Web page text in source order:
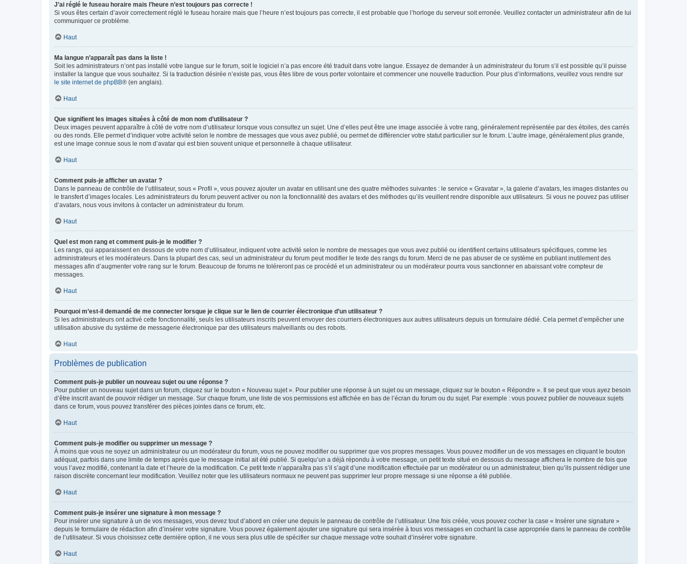
J’ai réglé le fuseau horaire mais l’heure n’est toujours pas correcte !
Si vous êtes certain d’avoir correctement réglé le fuseau horaire mais que l’heure n’est toujours pas correcte, il est probable que l’horloge du serveur soit erronée. Veuillez contacter un administrateur afin de lui
communiquer ce problème.
Haut
Ma langue n’apparaît pas dans la liste !
Soit les administrateurs n’ont pas installé votre langue sur le forum, soit le logiciel n’a pas encore été traduit dans votre langue. Essayez de demander à un administrateur du forum s’il est possible qu’il puisse
installer la langue que vous souhaitez. Si la traduction désirée n’existe pas, vous êtes libre de vous porter volontaire et commencer une nouvelle traduction. Pour plus d’informations, veuillez vous rendre sur
le site internet de phpBB® (en anglais).
Haut
Que signifient les images situées à côté de mon nom d’utilisateur ?
Deux images peuvent apparaître à côté de votre nom d’utilisateur lorsque vous consultez un sujet. Une d’elles peut être une image associée à votre rang, généralement représentée par des étoiles, des carrés
ou des ronds. Elle permet d’indiquer votre activité selon le nombre de messages que vous avez publié, ou permet de différencier votre statut particulier sur le forum. L’autre image, généralement plus grande,
est une image connue sous le nom d’avatar qui est bien souvent unique et personnelle à chaque utilisateur.
Haut
Comment puis-je afficher un avatar ?
Dans le panneau de contrôle de l’utilisateur, sous « Profil », vous pouvez ajouter un avatar en utilisant une des quatre méthodes suivantes : le service « Gravatar », la galerie d’avatars, les images distantes ou
le transfert d’images locales. Les administrateurs du forum peuvent activer ou non la fonctionnalité des avatars et des méthodes qu’ils veuillent rendre disponible aux utilisateurs. Si vous ne pouvez pas utiliser
d’avatars, nous vous invitons à contacter un administrateur du forum.
Haut
Quel est mon rang et comment puis-je le modifier ?
Les rangs, qui apparaissent en dessous de votre nom d’utilisateur, indiquent votre activité selon le nombre de messages que vous avez publié ou identifient certains utilisateurs spécifiques, comme les
administrateurs et les modérateurs. Dans la plupart des cas, seul un administrateur du forum peut modifier le texte des rangs du forum. Merci de ne pas abuser de ce système en publiant inutilement des
messages afin d’augmenter votre rang sur le forum. Beaucoup de forums ne toléreront pas ce procédé et un administrateur ou un modérateur pourra vous sanctionner en abaissant votre compteur de
messages.
Haut
Pourquoi m’est-il demandé de me connecter lorsque je clique sur le lien de courrier électronique d’un utilisateur ?
Si les administrateurs ont activé cette fonctionnalité, seuls les utilisateurs inscrits peuvent envoyer des courriers électroniques aux autres utilisateurs depuis un formulaire dédié. Cela permet d’empêcher une
utilisation abusive du système de messagerie électronique par des utilisateurs malveillants ou des robots.
Haut
Problèmes de publication
Comment puis-je publier un nouveau sujet ou une réponse ?
Pour publier un nouveau sujet dans un forum, cliquez sur le bouton « Nouveau sujet ». Pour publier une réponse à un sujet ou un message, cliquez sur le bouton « Répondre ». Il se peut que vous ayez besoin
d’être inscrit avant de pouvoir rédiger un message. Sur chaque forum, une liste de vos permissions est affichée en bas de l’écran du forum ou du sujet. Par exemple : vous pouvez publier de nouveaux sujets
dans ce forum, vous pouvez transférer des pièces jointes dans ce forum, etc.
Haut
Comment puis-je modifier ou supprimer un message ?
À moins que vous ne soyez un administrateur ou un modérateur du forum, vous ne pouvez modifier ou supprimer que vos propres messages. Vous pouvez modifier un de vos messages en cliquant le bouton
adéquat, parfois dans une limite de temps après que le message initial ait été publié. Si quelqu’un a déjà répondu à votre message, un petit texte situé en dessous du message affichera le nombre de fois que
vous l’avez modifié, contenant la date et l’heure de la modification. Ce petit texte n’apparaîtra pas s’il s’agit d’une modification effectuée par un modérateur ou un administrateur, bien qu’ils puissent rédiger une
raison discrète concernant leur modification. Veuillez noter que les utilisateurs normaux ne peuvent pas supprimer leur propre message si une réponse a été publiée.
Haut
Comment puis-je insérer une signature à mon message ?
Pour insérer une signature à un de vos messages, vous devez tout d’abord en créer une depuis le panneau de contrôle de l’utilisateur. Une fois créée, vous pouvez cocher la case « Insérer une signature »
depuis le formulaire de rédaction afin d’insérer votre signature. Vous pouvez également ajouter une signature qui sera insérée à tous vos messages en cochant la case appropriée dans le panneau de contrôle
de l’utilisateur. Si vous choisissez cette dernière option, il ne vous sera plus utile de spécifier sur chaque message votre souhait d’insérer votre signature.
Haut